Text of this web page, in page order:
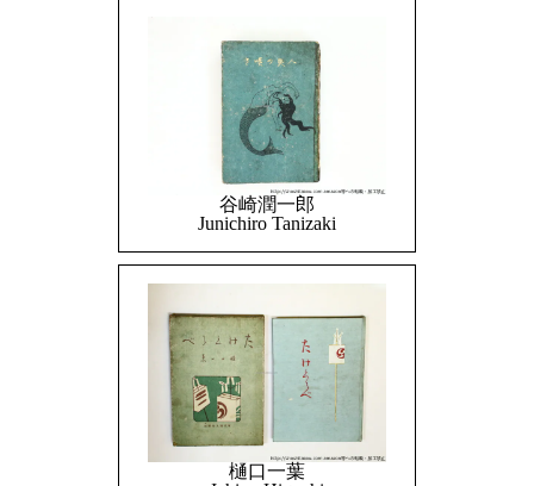
谷崎潤一郎
Junichiro Tanizaki
樋口一葉